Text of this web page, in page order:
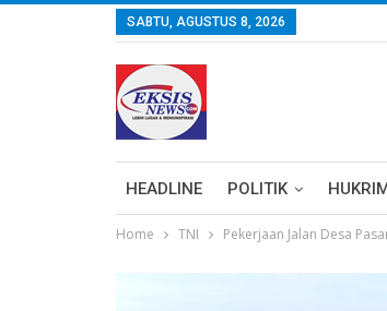
SABTU, AGUSTUS 8, 2026
HEADLINE POLITIK
Home TNI Pekerjaan Jalan Desa